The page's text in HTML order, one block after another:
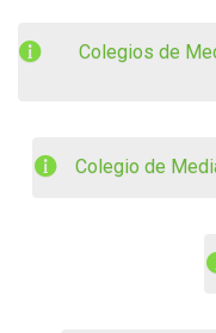
Colegios de
Colegio de